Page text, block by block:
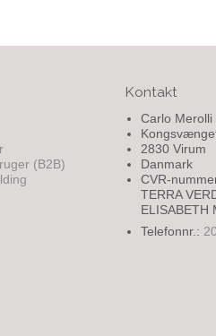
(B2B)
Kontakt
Carlo Merolli
2830 Virum
Danmark
CVR-
TERRA
ELISABETH
Telefonnr.: